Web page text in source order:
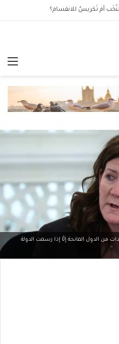
أم تَكريسٌ للانقسام؟
من الدول المانحة إلّا إذا رسمت الدولة